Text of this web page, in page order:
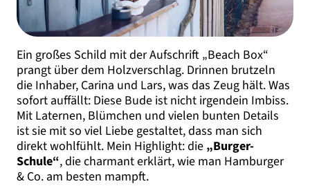
Ein großes Schild mit der Aufschrift „Beach Box“
prangt über dem Holzverschlag. Drinnen brutzeln
die Inhaber, Carina und Lars, was das Zeug hält. Was
sofort auffällt: Diese Bude ist nicht irgendein Imbiss.
Mit Laternen, Blümchen und vielen bunten Details
ist sie mit so viel Liebe gestaltet, dass man sich
direkt wohlfühlt. Mein Highlight: die „Burger-
Schule“, die charmant erklärt, wie man Hamburger
& Co. am besten mampft.